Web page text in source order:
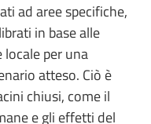
ad aree specifiche,
in base alle
locale per una
atteso. Ciò è
chiusi, come il
e gli effetti del